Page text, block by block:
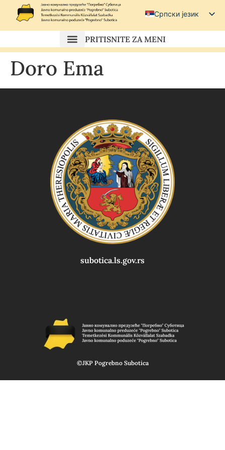
Српски језик
Српски (ћирилица)
Magyar
PRITISNITE ZA MENI
Doro Ema
subotica.ls.gov.rs
©JKP Pogrebno Subotica